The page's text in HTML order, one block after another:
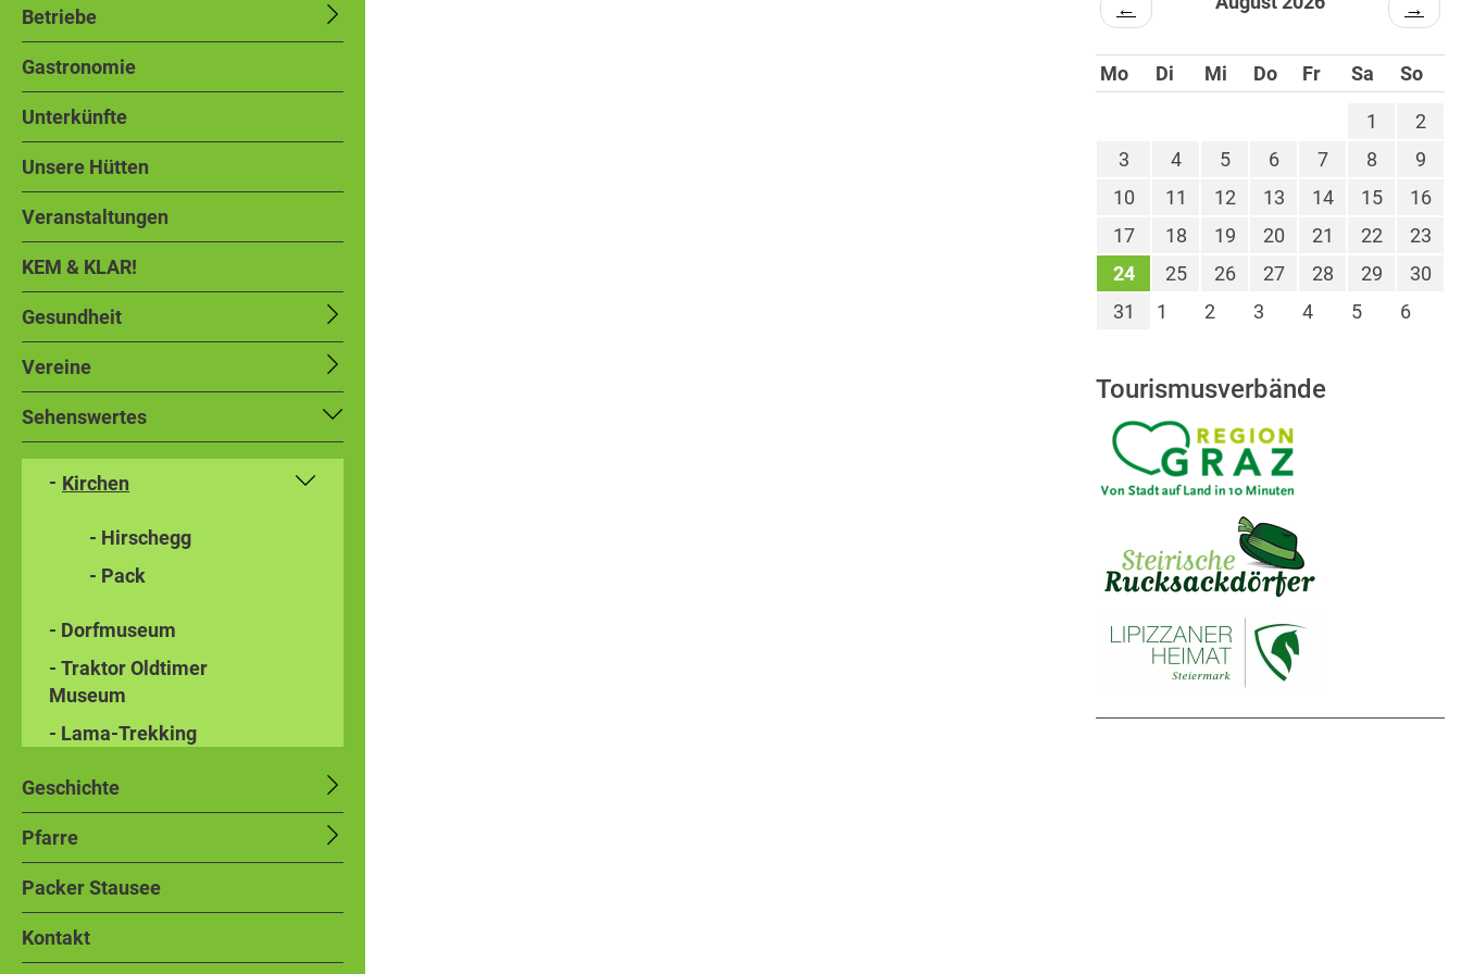
Betriebe
Gastronomie
Unterkünfte
Unsere Hütten
Veranstaltungen
KEM & KLAR!
Gesundheit
Vereine
Sehenswertes
Kirchen
- Hirschegg
- Pack
- Dorfmuseum
- Traktor Oldtimer
Museum
- Lama-Trekking
Geschichte
Pfarre
Packer Stausee
Kontakt
← →
Mo Di Mi Do Fr Sa So
1
2
3
4 5 6 7 8
9
10
11 12 13 14 15
16
17
18 19 20 21 22
23
24
25 26 27 28 29
30
31
1 2 3 4 5 6
Tourismusverbände